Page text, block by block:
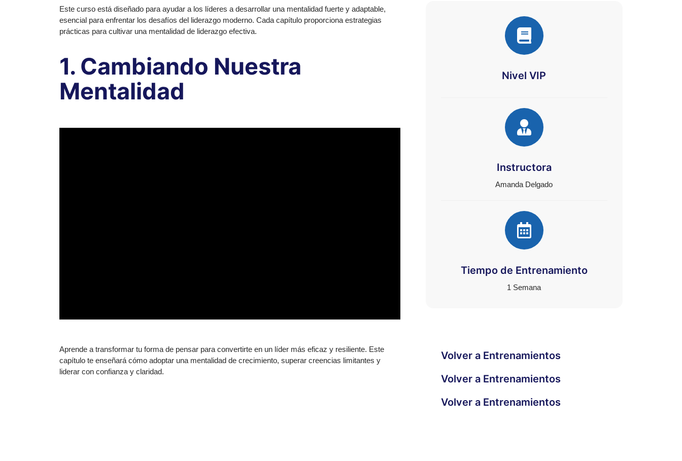
Este curso está diseñado para ayudar a los líderes a desarrollar una mentalidad fuerte y adaptable,
esencial para enfrentar los desafíos del liderazgo moderno. Cada capítulo proporciona estrategias
prácticas para cultivar una mentalidad de liderazgo efectiva.
1. Cambiando Nuestra
Mentalidad
Aprende a transformar tu forma de pensar para convertirte en un líder más eficaz y resiliente. Este
capítulo te enseñará cómo adoptar una mentalidad de crecimiento, superar creencias limitantes y
liderar con confianza y claridad.
Nivel VIP
Instructora
Amanda Delgado
Tiempo de Entrenamiento
1 Semana
Volver a Entrenamientos
Volver a Entrenamientos
Volver a Entrenamientos